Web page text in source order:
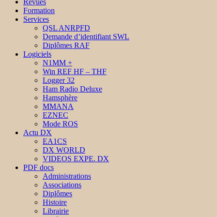
Revues
Formation
Services
QSL ANRPFD
Demande d’identifiant SWL
Diplômes RAF
Logiciels
N1MM +
Win REF HF – THF
Logger 32
Ham Radio Deluxe
Hamsphère
MMANA
EZNEC
Mode ROS
Actu DX
EA1CS
DX WORLD
VIDEOS EXPE. DX
PDF docs
Administrations
Associations
Diplômes
Histoire
Librairie